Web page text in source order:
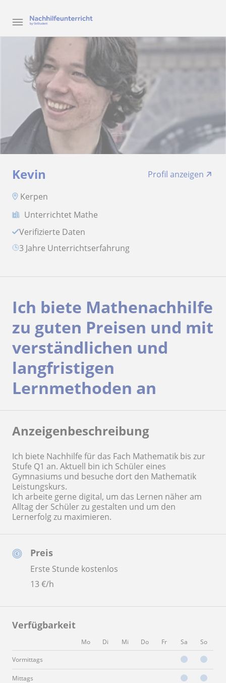
Kevin
Profil anzeigen
Kerpen
Unterrichtet Mathe
Verifizierte Daten
3 Jahre Unterrichtserfahrung
Preis
Erste Stunde kostenlos
13 €/h
Verfügbarkeit
Mo Di Mi Do Fr Sa So
Vormittags
Mittags
Ich biete Mathenachhilfe
zu guten Preisen und mit
verständlichen und
langfristigen
Lernmethoden an
Anzeigenbeschreibung
Ich biete Nachhilfe für das Fach Mathematik bis zur
Stufe Q1 an. Aktuell bin ich Schüler eines
Gymnasiums und besuche dort den Mathematik
Leistungskurs.
Ich arbeite gerne digital, um das Lernen näher am
Alltag der Schüler zu gestalten und um den
Lernerfolg zu maximieren.